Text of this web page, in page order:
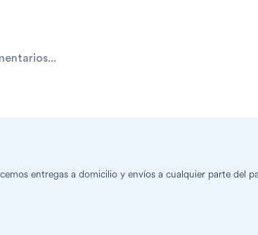
entregas a domicilio y envíos a cualquier parte del